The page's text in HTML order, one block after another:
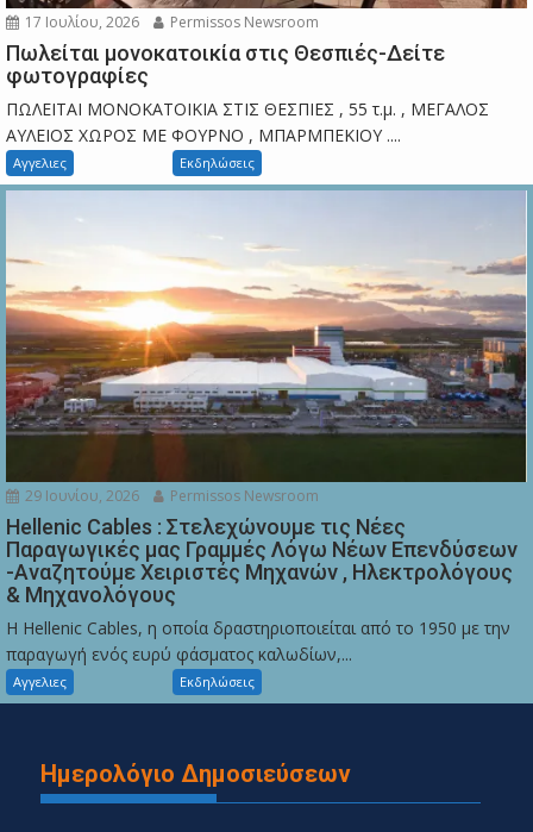
17 Ιουλίου, 2026 Permissos Newsroom
Πωλείται μονοκατοικία στις Θεσπιές-Δείτε
φωτογραφίες
ΠΩΛΕΙΤΑΙ ΜΟΝΟΚΑΤΟΙΚΙΑ ΣΤΙΣ ΘΕΣΠΙΕΣ , 55 τ.μ. , ΜΕΓΑΛΟΣ
ΑΥΛΕΙΟΣ ΧΩΡΟΣ ΜΕ ΦΟΥΡΝΟ , ΜΠΑΡΜΠΕΚΙΟΥ ....
Αγγελιες Εκδηλώσεις
29 Ιουνίου, 2026 Permissos Newsroom
Hellenic Cables : Στελεχώνουμε τις Νέες
Παραγωγικές μας Γραμμές Λόγω Νέων Επενδύσεων
-Αναζητούμε Χειριστές Μηχανών , Ηλεκτρολόγους
& Μηχανολόγους
Η Hellenic Cables, η οποία δραστηριοποιείται από το 1950 με την
παραγωγή ενός ευρύ φάσματος καλωδίων,...
Αγγελιες Εκδηλώσεις
Ημερολόγιο Δημοσιεύσεων